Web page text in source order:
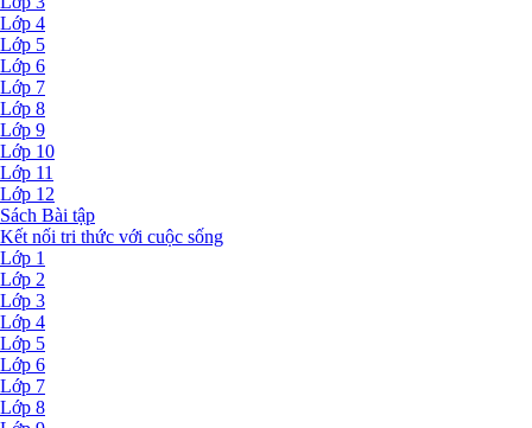
Lớp 4
Lớp 5
Lớp 6
Lớp 7
Lớp 8
Lớp 9
Lớp 10
Lớp 11
Lớp 12
Sách Bài tập
Kết nối tri thức với cuộc sống
Lớp 1
Lớp 2
Lớp 3
Lớp 4
Lớp 5
Lớp 6
Lớp 7
Lớp 8